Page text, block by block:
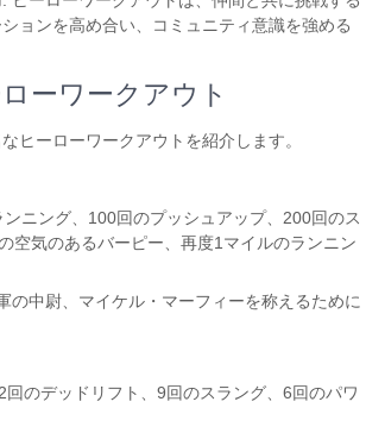
ョンを高め合い、コミュニティ意識を強める
ーワークアウト
ヒーローワークアウトを紹介します。
ニング、100回のプッシュアップ、200回のス
空気のあるバーピー、再度1マイルのランニン
の中尉、マイケル・マーフィーを称えるために
回のデッドリフト、9回のスラング、6回のパワ